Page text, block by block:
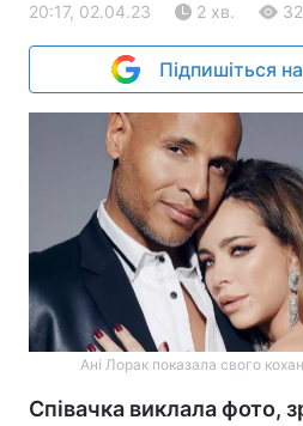
20:17, 02.04.23 2 хв.
Підпишіться
Ані Лорак показала свого
Співачка виклала фото,